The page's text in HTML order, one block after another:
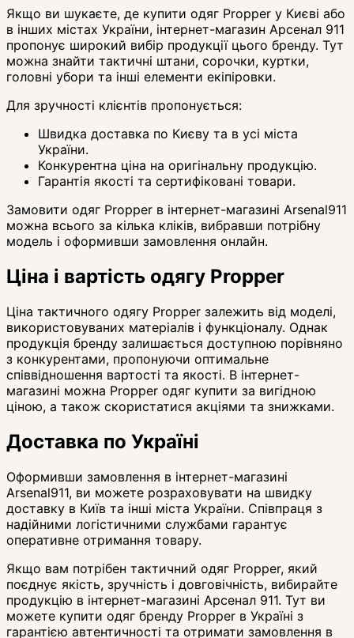
Якщо ви шукаєте, де купити одяг Propper у Києві або
в інших містах України, інтернет-магазин Арсенал 911
пропонує широкий вибір продукції цього бренду. Тут
можна знайти тактичні штани, сорочки, куртки,
головні убори та інші елементи екіпіровки.
Для зручності клієнтів пропонується:
Швидка доставка по Києву та в усі міста
України.
Конкурентна ціна на оригінальну продукцію.
Гарантія якості та сертифіковані товари.
Замовити одяг Propper в інтернет-магазині Arsenal911
можна всього за кілька кліків, вибравши потрібну
модель і оформивши замовлення онлайн.
Ціна і вартість одягу Propper
Ціна тактичного одягу Propper залежить від моделі,
використовуваних матеріалів і функціоналу. Однак
продукція бренду залишається доступною порівняно
з конкурентами, пропонуючи оптимальне
співвідношення вартості та якості. В інтернет-
магазині можна Propper одяг купити за вигідною
ціною, а також скористатися акціями та знижками.
Доставка по Україні
Оформивши замовлення в інтернет-магазині
Arsenal911, ви можете розраховувати на швидку
доставку в Київ та інші міста України. Співпраця з
надійними логістичними службами гарантує
оперативне отримання товару.
Якщо вам потрібен тактичний одяг Propper, який
поєднує якість, зручність і довговічність, вибирайте
продукцію в інтернет-магазині Арсенал 911. Тут ви
можете купити одяг бренду Propper в Україні з
гарантією автентичності та отримати замовлення в